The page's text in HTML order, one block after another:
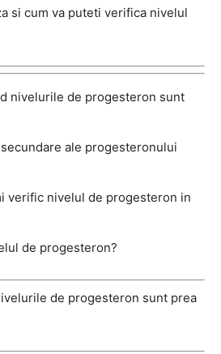
si cum va puteti verifica nivelul
nivelurile de progesteron sunt
ale progesteronului
verific nivelul de progesteron in
de progesteron?
de progesteron sunt prea